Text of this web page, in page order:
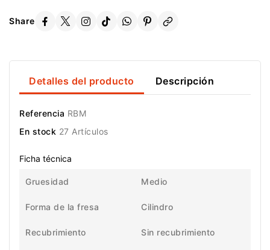
Share
Detalles del producto Descripción
Referencia RBM
En stock 27 Artículos
Ficha técnica
Gruesidad Medio
Forma de la fresa Cilindro
Recubrimiento Sin recubrimiento